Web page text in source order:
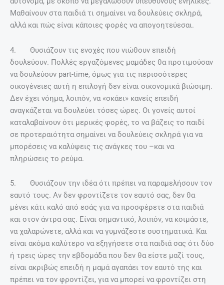
Μαθαίνουν στα παιδιά τι σημαίνει να δουλεύεις σκληρά,
αλλά και πώς είναι κάποιες φορές να απογοητεύεσαι.
4. Θυσιάζουν τις ενοχές που νιώθουν επειδή
δουλεύουν. Πολλές εργαζόμενες μαμάδες θα προτιμούσαν
να δουλεύουν part-time, όμως για τις περισσότερες
οικογένειες αυτή η επιλογή δεν είναι οικονομικά βιώσιμη.
Δεν έχει νόημα, λοιπόν, να «σκάει» κανείς επειδή
αναγκάζεται να δουλεύει τόσες ώρες. Οι γονείς αυτοί
καταλαβαίνουν ότι μερικές φορές, το να βάζεις το παιδί
σε προτεραιότητα σημαίνει να δουλεύεις σκληρά για να
μπορέσεις να καλύψεις τις ανάγκες του –και να
πληρώσεις το ρεύμα.
5. Θυσιάζουν την ιδέα ότι πρέπει να παραμελήσουν τον
εαυτό τους. Αν δεν φροντίζετε τον εαυτό σας, δεν θα
μένει κάτι καλό από εσάς για να προσφέρετε στα παιδιά
και στον άντρα σας. Είναι σημαντικό, λοιπόν, να κοιμάστε,
να χαλαρώνετε, αλλά και να γυμνάζεστε συστηματικά. Και
είναι ακόμα καλύτερο να εξηγήσετε στα παιδιά σας ότι δύο
ή τρεις ώρες την εβδομάδα που δεν θα είστε μαζί τους,
είναι ακριβώς επειδή η μαμά αγαπάει τον εαυτό της και
πρέπει να τον φροντίζει, για να μπορεί να φροντίζει στη